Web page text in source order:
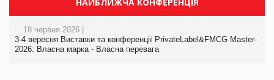
18 червня 2026 |
3-4 вересня Виставки та конференції PrivateLabel&FMCG Master-
2026: Власна марка - Власна перевага